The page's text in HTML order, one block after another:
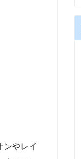
ンやレイ